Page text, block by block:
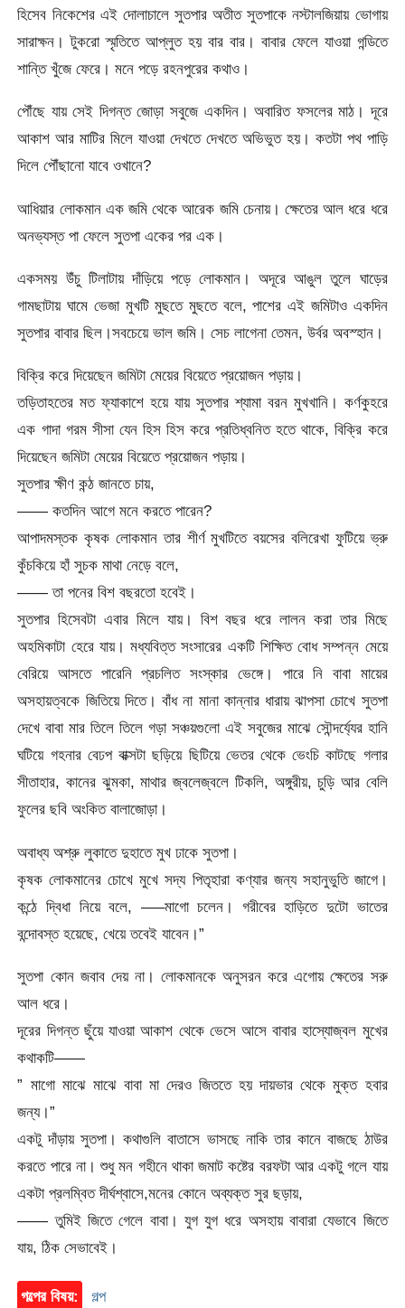
হিসেব নিকেশের এই দোলাচালে সুতপার অতীত সুতপাকে নস্টালজিয়ায় ভোগায়
সারাক্ষন। টুকরো স্মৃতিতে আপ্লুত হয় বার বার। বাবার ফেলে যাওয়া গন্ডিতে
শান্তি খুঁজে ফেরে। মনে পড়ে রহনপুরের কথাও।
পৌঁছে যায় সেই দিগন্ত জোড়া সবুজে একদিন। অবারিত ফসলের মাঠ। দূরে
আকাশ আর মাটির মিলে যাওয়া দেখতে দেখতে অভিভুত হয়। কতটা পথ পাড়ি
দিলে পৌঁছানো যাবে ওখানে?
আধিয়ার লোকমান এক জমি থেকে আরেক জমি চেনায়। ক্ষেতের আল ধরে ধরে
অনভ্যস্ত পা ফেলে সুতপা একের পর এক।
একসময় উঁচু টিলাটায় দাঁড়িয়ে পড়ে লোকমান। অদূরে আঙুল তুলে ঘাড়ের
গামছাটায় ঘামে ভেজা মুখটি মুছতে মুছতে বলে, পাশের এই জমিটাও একদিন
সুতপার বাবার ছিল।সবচেয়ে ভাল জমি। সেচ লাগেনা তেমন, উর্বর অবস্হান।
বিক্রি করে দিয়েছেন জমিটা মেয়ের বিয়েতে প্রয়োজন পড়ায়।
তড়িতাহতের মত ফ্যাকাশে হয়ে যায় সুতপার শ্যামা বরন মুখখানি। কর্ণকুহরে
এক গাদা গরম সীসা যেন হিস হিস করে প্রতিধ্বনিত হতে থাকে, বিক্রি করে
দিয়েছেন জমিটা মেয়ের বিয়েতে প্রয়োজন পড়ায়।
সুতপার ক্ষীণ কন্ঠ জানতে চায়,
—— কতদিন আগে মনে করতে পারেন?
আপাদমস্তক কৃষক লোকমান তার শীর্ণ মুখটিতে বয়সের বলিরেখা ফুটিয়ে ভ্রু
কুঁচকিয়ে হাঁ সুচক মাথা নেড়ে বলে,
—— তা পনের বিশ বছরতো হবেই।
সুতপার হিসেবটা এবার মিলে যায়। বিশ বছর ধরে লালন করা তার মিছে
অহমিকাটা হেরে যায়। মধ্যবিত্ত সংসারের একটি শিক্ষিত বোধ সম্পন্ন মেয়ে
বেরিয়ে আসতে পারেনি প্রচলিত সংস্কার ভেঙ্গে। পারে নি বাবা মায়ের
অসহায়ত্বকে জিতিয়ে দিতে। বাঁধ না মানা কান্নার ধারায় ঝাপসা চোখে সুতপা
দেখে বাবা মার তিলে তিলে গড়া সঞ্চয়গুলো এই সবুজের মাঝে সৌন্দর্য্যের হানি
ঘটিয়ে গহনার বেঢপ বাক্সটা ছড়িয়ে ছিটিয়ে ভেতর থেকে ভেংচি কাটছে গলার
সীতাহার, কানের ঝুমকা, মাথার জ্বলেজ্বলে টিকলি, অঙ্গুরীয়, চুড়ি আর বেলি
ফুলের ছবি অংকিত বালাজোড়া।
অবাধ্য অশ্রু লুকাতে দুহাতে মুখ ঢাকে সুতপা।
কৃষক লোকমানের চোখে মুখে সদ্য পিতৃহারা কণ্যার জন্য সহানুভুতি জাগে।
কন্ঠে দ্বিধা নিয়ে বলে, —–মাগো চলেন। গরীবের হাড়িতে দুটো ভাতের
বন্দোবস্ত হয়েছে, খেয়ে তবেই যাবেন।”
সুতপা কোন জবাব দেয় না। লোকমানকে অনুসরন করে এগোয় ক্ষেতের সরু
আল ধরে।
দূরের দিগন্ত ছুঁয়ে যাওয়া আকাশ থেকে ভেসে আসে বাবার হাস্যোজ্বল মুখের
কথাকটি——
” মাগো মাঝে মাঝে বাবা মা দেরও জিততে হয় দায়ভার থেকে মুক্ত হবার
জন্য।”
একটু দাঁড়ায় সুতপা। কথাগুলি বাতাসে ভাসছে নাকি তার কানে বাজছে ঠাউর
করতে পারে না। শুধু মন গহীনে থাকা জমাট কষ্টের বরফটা আর একটু গলে যায়
একটা প্রলম্বিত দীর্ঘশ্বাসে,মনের কোনে অব্যক্ত সুর ছড়ায়,
—— তুমিই জিতে গেলে বাবা। যুগ যুগ ধরে অসহায় বাবারা যেভাবে জিতে
যায়, ঠিক সেভাবেই।
গল্পের বিষয়: গল্প